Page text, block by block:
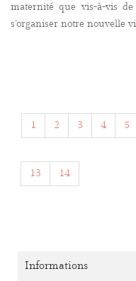
maternité que vis-à-vis
s’organiser notre nouvelle
1 2 3 4 5
13
14
Informations